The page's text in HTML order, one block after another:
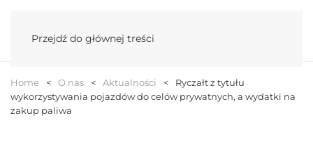
Przejdź do głównej treści
Home O nas Aktualności
Ryczałt z tytułu
wykorzystywania pojazdów do celów prywatnych, a wydatki na
zakup paliwa